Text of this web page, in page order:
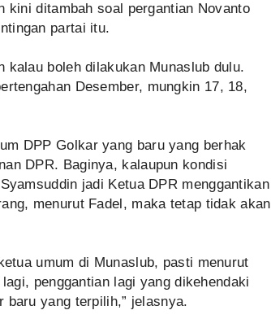
kini ditambah soal pergantian Novanto
partai itu.
kalau boleh dilakukan Munaslub dulu.
Desember, mungkin 17, 18,
DPP Golkar yang baru yang berhak
DPR. Baginya, kalaupun kondisi
jadi Ketua DPR menggantikan
menurut Fadel, maka tetap tidak akan
umum di Munaslub, pasti menurut
penggantian lagi yang dikehendaki
baru yang terpilih,” jelasnya.